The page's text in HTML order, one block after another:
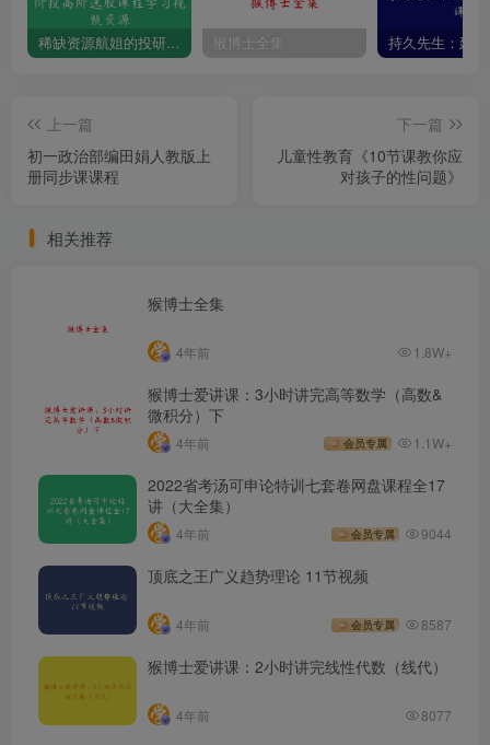
稀缺资源航姐的投研圈-价投高阶选股课程学习视频资源 猴博士全集
上一篇
初一政治部编田娟人教版上
册同步课课程
下一篇
儿童性教育《10节课教你应
对孩子的性问题》
相关推荐
猴博士全集
4年前 1.8W+
猴博士爱讲课：3小时讲完高等数学（高数&
微积分）下
4年前 会员专属 1.1W+
2022省考汤可申论特训七套卷网盘课程全17
讲（大全集）
4年前 会员专属 9044
顶底之王广义趋势理论 11节视频
4年前 会员专属 8587
猴博士爱讲课：2小时讲完线性代数（线代）
4年前 8077